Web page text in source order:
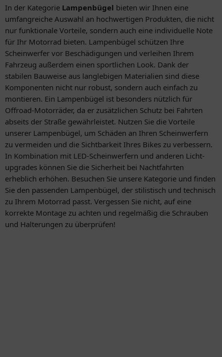
In der Kategorie Lampenbügel bieten wir Ihnen eine
umfangreiche Auswahl an hochwertigen Produkten, die nicht
nur funktionale Vorteile, sondern auch eine individuelle Note
für Ihr Motorrad bieten. Lampenbügel schützen Ihre
Scheinwerfer vor Beschädigungen und verleihen Ihrem
Fahrzeug außerdem einen sportlichen Look. Dank der
stabilen Bauweise aus langlebigen Materialien sind diese
Komponenten nicht nur robust, sondern auch einfach zu
montieren. Ein Lampenbügel ist besonders nützlich für
Offroad-Motorräder, da er zusätzlichen Schutz bei Fahrten
abseits der Straße gewährleistet. Nutzen Sie die Vorteile
unserer Lampenbügel, um Schäden an Ihren Scheinwerfern
zu vermeiden und die Sichtbarkeit Ihres Bikes zu verbessern.
In Kombination mit LED-Scheinwerfern und anderen Licht-
upgrades können Sie die Sicherheit bei Nachtfahrten
erheblich erhöhen. Besuchen Sie unsere Kategorie und finden
Sie den passenden Lampenbügel, der stilistisch und technisch
zu Ihrem Motorrad passt. Vergessen Sie nicht, auf eine
korrekte Montage zu achten und regelmäßig die Schrauben
und Halterungen zu überprüfen!